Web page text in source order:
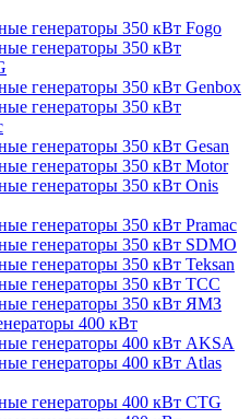
генераторы 350 кВт Fogo
генераторы 350 кВт
генераторы 350 кВт Genbox
генераторы 350 кВт
генераторы 350 кВт Gesan
генераторы 350 кВт Motor
генераторы 350 кВт Onis
генераторы 350 кВт Pramac
генераторы 350 кВт SDMO
генераторы 350 кВт Teksan
генераторы 350 кВт ТСС
генераторы 350 кВт ЯМЗ
400 кВт
генераторы 400 кВт AKSA
генераторы 400 кВт Atlas
генераторы 400 кВт CTG